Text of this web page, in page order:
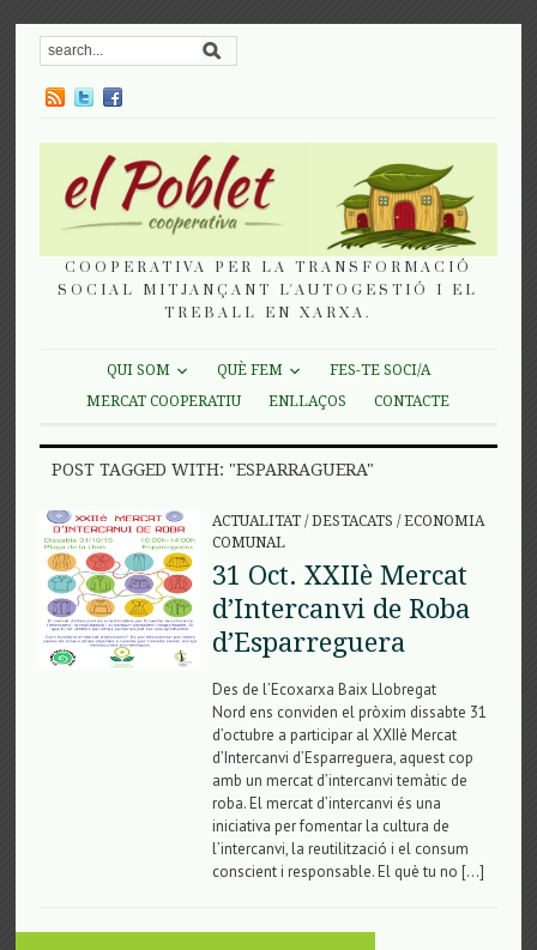
COOPERATIVA PER LA TRANSFORMACIÓ
SOCIAL MITJANÇANT L'AUTOGESTIÓ I EL
TREBALL EN XARXA.
QUI SOM QUÈ FEM
FES-TE SOCI/A
MERCAT COOPERATIU
ENLLAÇOS CONTACTE
POST TAGGED WITH: "ESPARRAGUERA"
ACTUALITAT/DESTACATS /ECONOMIA
COMUNAL
31 Oct. XXIIè Mercat
d’Intercanvi de Roba
d’Esparreguera
Des de l’Ecoxarxa Baix Llobregat
Nord ens conviden el pròxim dissabte 31
d’octubre a participar al XXIIè Mercat
d’Intercanvi d’Esparreguera, aquest cop
amb un mercat d’intercanvi temàtic de
roba. El mercat d’intercanvi és una
iniciativa per fomentar la cultura de
l’intercanvi, la reutilització i el consum
conscient i responsable. El què tu no […]